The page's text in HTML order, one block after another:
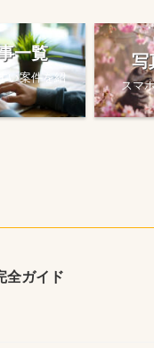
一覧
い案件を紹
写
スマ
全ガイド